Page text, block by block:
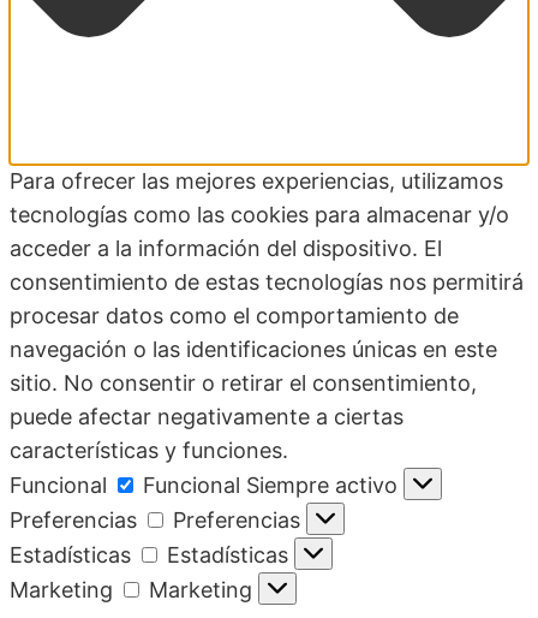
Para ofrecer las mejores experiencias, utilizamos
tecnologías como las cookies para almacenar y/o
acceder a la información del dispositivo. El
consentimiento de estas tecnologías nos permitirá
procesar datos como el comportamiento de
navegación o las identificaciones únicas en este
sitio. No consentir o retirar el consentimiento,
puede afectar negativamente a ciertas
características y funciones.
Funcional
Funcional Siempre activo
Preferencias
Preferencias
Estadísticas
Estadísticas
Marketing
Marketing